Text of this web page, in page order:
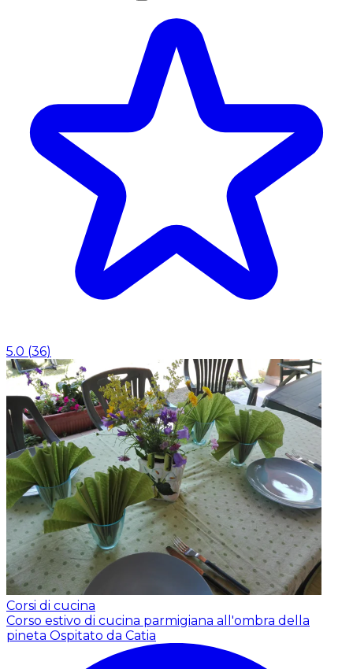
5.0 (36)
Corsi di cucina
Corso estivo di cucina parmigiana all'ombra della
pineta Ospitato da Catia